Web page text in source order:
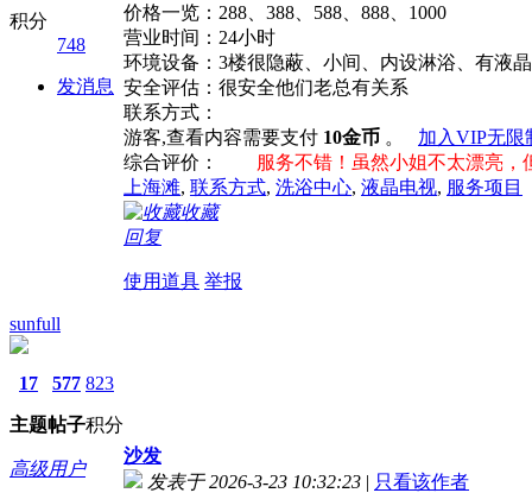
积分
748
发消息
价格一览：288、388、588、888、1000
营业时间：24小时
环境设备：3楼很隐蔽、小间、内设淋浴、有液
安全评估：很安全他们老总有关系
联系方式：
游客,查看内容需要支付 10金币 。 加入VIP无限
综合评价：
服务不错！虽然小姐不太漂亮
上海滩, 联系方式, 洗浴中心, 液晶电视, 服务项目
收藏
回复
使用道具 举报
sunfull
17
主题
577
帖子
823
积分
高级用户
沙发
发表于 2026-3-23 10:32:23 | 只看该作者